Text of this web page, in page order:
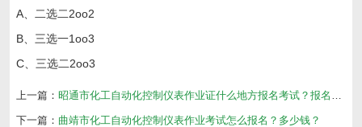
A、二选二2oo2
B、三选一1oo3
C、三选二2oo3
上一篇： 昭通市化工自动化控制仪表作业证什么地方报名考试？报名费多少钱？
下一篇： 曲靖市化工自动化控制仪表作业考试怎么报名？多少钱？